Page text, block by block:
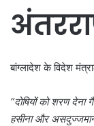
बांग्लादेश के विदेश
“दोषियों को शरण देना
हसीना और